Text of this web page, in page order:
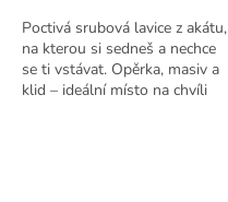
Poctivá srubová lavice z akátu,
na kterou si sedneš a nechce
se ti vstávat. Opěrka, masiv a
klid – ideální místo na chvíli